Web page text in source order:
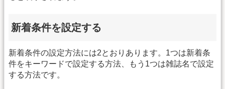
新着条件を設定する
新着条件の設定方法には2とおりあります。1つは新着条
件をキーワードで設定する方法、もう1つは雑誌名で設定
する方法です。